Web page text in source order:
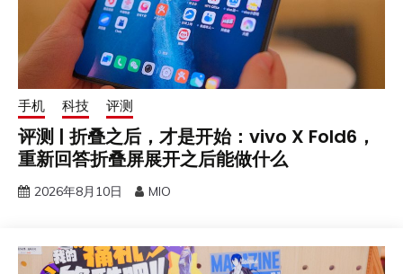
手机 科技 评测
评测 | 折叠之后，才是开始：vivo X Fold6，
重新回答折叠屏展开之后能做什么
2026年8月10日 MIO